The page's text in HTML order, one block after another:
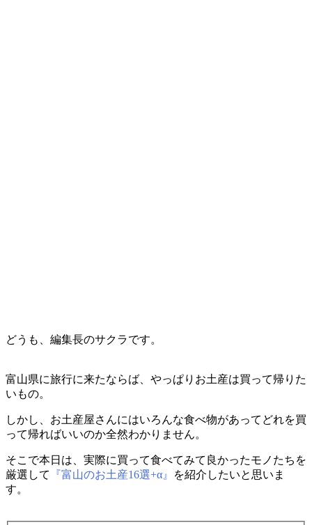
どうも、編集長のサクラです。
富山県に旅行に来たならば、やっぱりお土産は買って帰りた
いもの。
しかし、お土産屋さんにはいろんな食べ物があってどれを買
って帰ればいいのか全然わかりません。
そこで本日は、実際に買って食べてみて良かったモノたちを
厳選して
『富山のお土産16選+α』
を紹介したいと思いま
す。